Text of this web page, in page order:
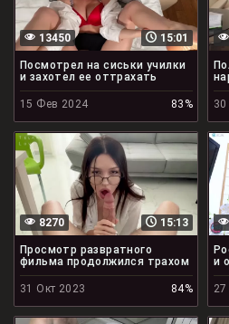
15:01
13450
Посмотрел на сиськи училки
и захотел ее оттрахать
15 Фев 2024 83%
15:13
8270
Просмотр развратного
фильма продолжился трахом
31 Окт 2023 84%
и